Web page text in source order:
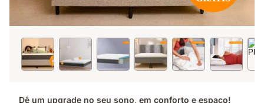
Dê um upgrade no seu sono, em conforto e espaço!